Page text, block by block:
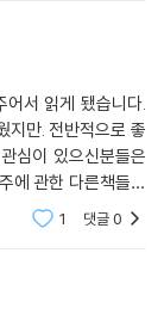
의 양이나 공간의
현대 물리학을 거의
없이 전문적인 용어
있는 것에 대한 비
, 일반상대성이론
처럼 휘게 변화시킨
보면 파도가 쉴 틈
서 읽게 됐습니다.
지만. 전반적으로 좋
심이 있으신분들은
에 관한 다른책들도
어요.주변에 추천
1 댓글0